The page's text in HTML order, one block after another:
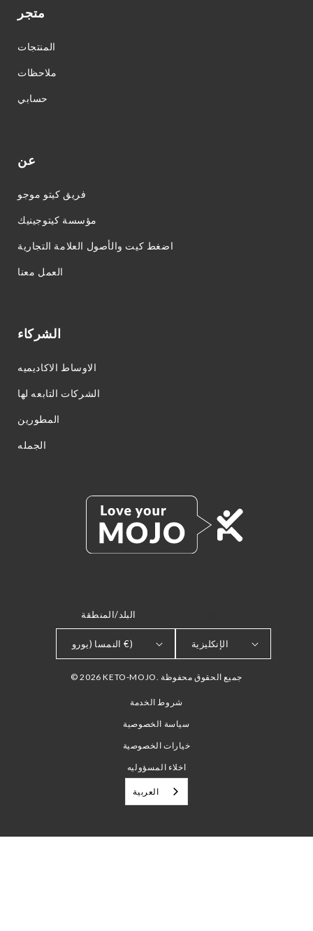
متجر
المنتجات
ملاحظات
حسابي
عن
فريق كيتو موجو
مؤسسة كيتوجينيك
اضغط كيت والأصول العلامة التجارية
العمل معنا
الشركاء
الاوساط الاكاديميه
الشركات التابعه لها
المطورين
الجمله
البلد/المنطقة
النمسا (يورو €) الإنكليزية
© 2026 KETO-MOJO. جميع الحقوق محفوظة
شروط الخدمة
سياسة الخصوصية
خيارات الخصوصية
اخلاء المسؤوليه
العربية‏